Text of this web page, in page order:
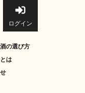
ログイン
の選び方
は